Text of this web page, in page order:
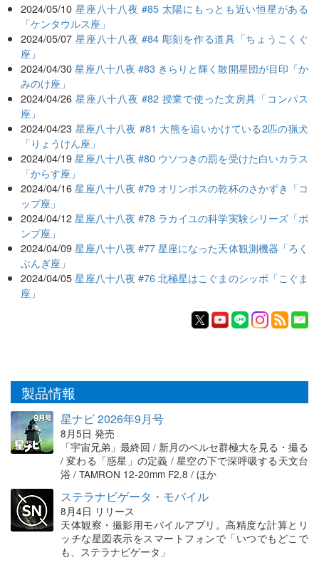
2024/05/10 星座八十八夜 #85 太陽にもっとも近い恒星がある
「ケンタウルス座」
2024/05/07 星座八十八夜 #84 彫刻を作る道具「ちょうこくぐ
座」
2024/04/30 星座八十八夜 #83 きらりと輝く散開星団が目印「か
みのけ座」
2024/04/26 星座八十八夜 #82 授業で使った文房具「コンパス
座」
2024/04/23 星座八十八夜 #81 大熊を追いかけている2匹の猟犬
「りょうけん座」
2024/04/19 星座八十八夜 #80 ウソつきの罰を受けた白いカラス
「からす座」
2024/04/16 星座八十八夜 #79 オリンポスの乾杯のさかずき「コ
ップ座」
2024/04/12 星座八十八夜 #78 ラカイユの科学実験シリーズ「ポ
ンプ座」
2024/04/09 星座八十八夜 #77 星座になった天体観測機器「ろく
ぶんぎ座」
2024/04/05 星座八十八夜 #76 北極星はこぐまのシッポ「こぐま
座」
製品情報
星ナビ 2026年9月号
8月5日 発売
「宇宙兄弟」最終回 / 新月のペルセ群極大を見る・撮る
/ 変わる「惑星」の定義 / 星空の下で深呼吸する天文台
浴 / TAMRON 12-20mm F2.8 / ほか
ステラナビゲータ・モバイル
8月4日 リリース
天体観察・撮影用モバイルアプリ。高精度な計算とリ
ッチな星図表示をスマートフォンで「いつでもどこで
も、ステラナビゲータ」